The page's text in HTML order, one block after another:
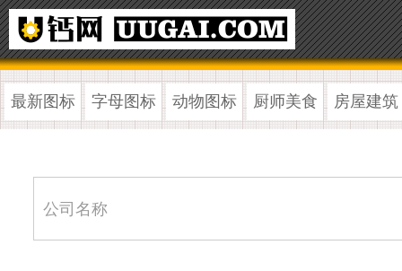
最新图标 字母图标 动物图标 厨师美食 房屋建筑